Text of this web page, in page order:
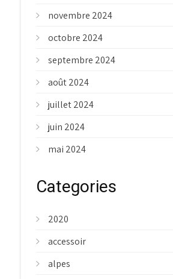
novembre 2024
octobre 2024
septembre 2024
août 2024
juillet 2024
juin 2024
mai 2024
Categories
2020
accessoir
alpes